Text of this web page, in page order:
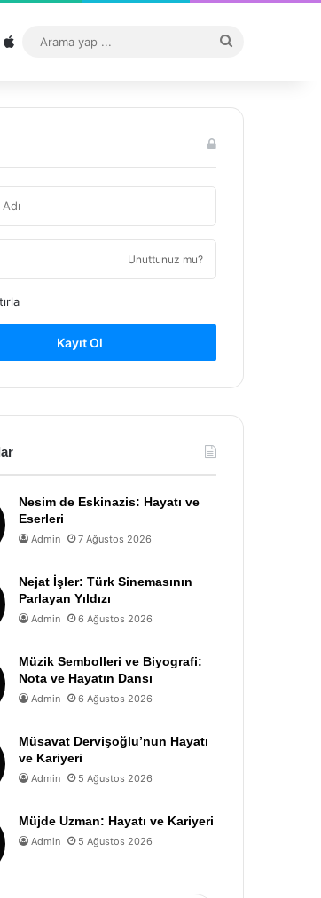
Sitemap
...
Unuttunuz mu?
Kayıt Ol
Nesim de Eskinazis: Hayatı ve
Eserleri
Admin 7 Ağustos 2026
Nejat İşler: Türk Sinemasının
Parlayan Yıldızı
Admin 6 Ağustos 2026
Müzik Sembolleri ve Biyografi:
Nota ve Hayatın Dansı
Admin 6 Ağustos 2026
Müsavat Dervişoğlu’nun Hayatı
ve Kariyeri
Admin 5 Ağustos 2026
Müjde Uzman: Hayatı ve Kariyeri
Admin 5 Ağustos 2026